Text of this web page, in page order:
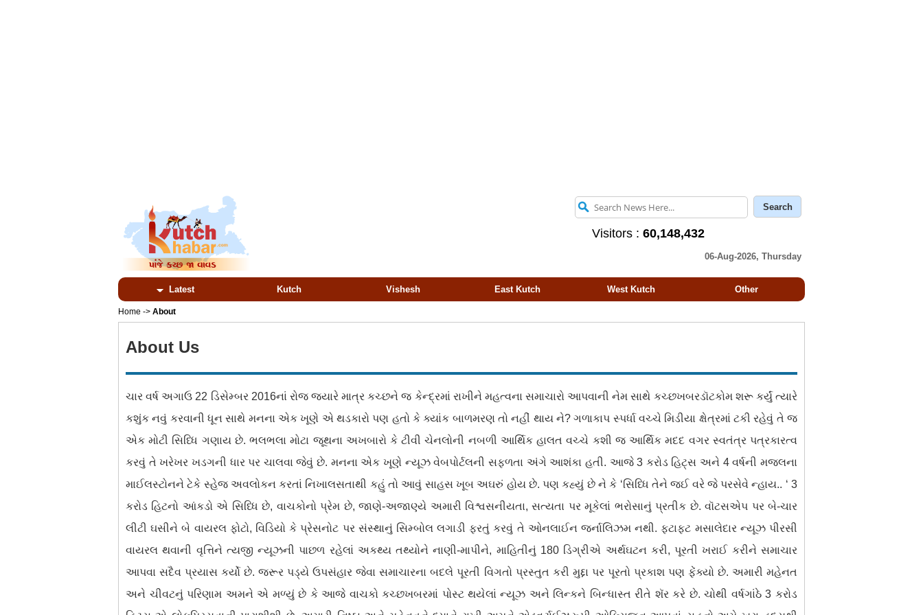
Visitors : 60,148,432
06-Aug-2026, Thursday
Latest Kutch Vishesh East Kutch West Kutch Other
Home -> About
About Us
ચાર વર્ષ અગાઉ 22 ડિસેમ્બર 2016નાં રોજ જ્યારે માત્ર કચ્છને જ કેન્દ્રમાં રાખીને મહત્વના સમાચારો આપવાની નેમ સાથે કચ્છખબરડૉટકોમ શરૂ કર્યું ત્યારે
કશુંક નવું કરવાની ધૂન સાથે મનના એક ખૂણે એ થડકારો પણ હતો કે ક્યાંક બાળમરણ તો નહીં થાય ને? ગળાકાપ સ્પર્ધા વચ્ચે મિડીયા ક્ષેત્રમાં ટકી રહેવું તે જ
એક મોટી સિધ્ધિ ગણાય છે. ભલભલા મોટા જૂથના અખબારો કે ટીવી ચેનલોની નબળી આર્થિક હાલત વચ્ચે કશી જ આર્થિક મદદ વગર સ્વતંત્ર પત્રકારત્વ
કરવું તે ખરેખર ખડગની ધાર પર ચાલવા જેવું છે. મનના એક ખૂણે ન્યૂઝ વેબપોર્ટલની સફળતા અંગે આશંકા હતી. આજે 3 કરોડ હિટ્સ અને 4 વર્ષની મજલના
માઈલસ્ટોનને ટેકે સ્હેજ અવલોકન કરતાં નિખાલસતાથી કહું તો આવું સાહસ ખૂબ અઘરું હોય છે. પણ કહ્યું છે ને કે ‘સિધ્ધિ તેને જઈ વરે જે પરસેવે ન્હાય.. ‘ 3
કરોડ હિટનો આંકડો એ સિધ્ધિ છે, વાચકોનો પ્રેમ છે, જાણે-અજાણ્યે અમારી વિશ્વસનીયતા, સત્યતા પર મૂકેલાં ભરોસાનું પ્રતીક છે. વૉટસએપ પર બે-ચાર
લીટી ઘસીને બે વાયરલ ફોટો, વિડિયો કે પ્રેસનોટ પર સંસ્થાનું સિમ્બોલ લગાડી ફરતું કરવું તે ઓનલાઈન જર્નાલિઝમ નથી. ફટાફટ મસાલેદાર ન્યૂઝ પીરસી
વાયરલ થવાની વૃત્તિને ત્યજી ન્યૂઝની પાછળ રહેલાં અકથ્ય તથ્યોને નાણી-માપીને, માહિતીનું 180 ડિગ્રીએ અર્થઘટન કરી, પૂરતી ખરાઈ કરીને સમાચાર
આપવા સદૈવ પ્રયાસ કર્યો છે. જરૂર પડ્યે ઉપસંહાર જેવા સમાચારના બદલે પૂરતી વિગતો પ્રસ્તુત કરી મુદ્દા પર પૂરતો પ્રકાશ પણ ફેંક્યો છે. અમારી મહેનત
અને ચીવટનું પરિણામ અમને એ મળ્યું છે કે આજે વાચકો કચ્છખબરમાં પોસ્ટ થયેલાં ન્યૂઝ અને લિન્કને બિન્ધાસ્ત રીતે શૅર કરે છે. ચોથી વર્ષગાંઠે 3 કરોડ